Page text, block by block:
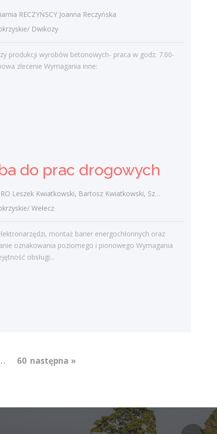
admin
Obcokrajowcy w
świętokrzyskim
admin-Zawody nadwyżkowe w
województwie świętokrzyskim
Bieżące informacje
RECZYŃSCY Joanna Reczyńska
Dwikozy
produkcji wyrobów betonowych- praca w godz. 7.00-
zlecenie Wymagania inne:
do prac drogowych
Kwiatkowski, Bartosz Kwiatkowski, Szymon Kwiatkowski spółka cywilna
Wełecz
montaż barier energochłonnych oraz
oznakowania poziomego i pionowego Wymagania
obsługi...
60 następna »